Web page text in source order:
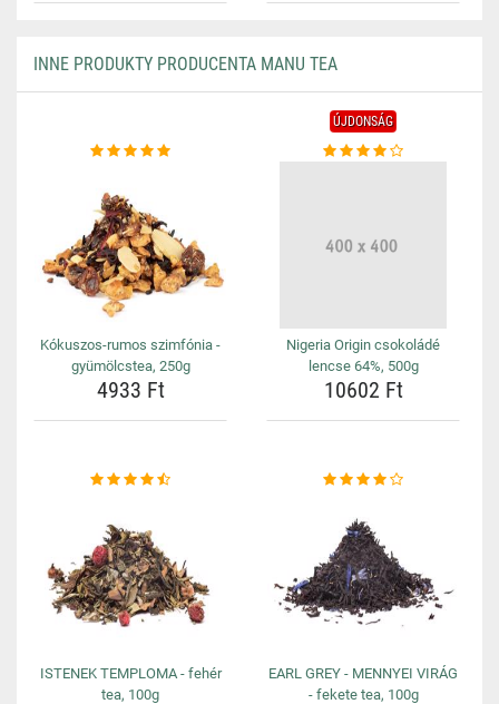
INNE PRODUKTY PRODUCENTA MANU TEA
Kókuszos-rumos szimfónia -
gyümölcstea, 250g
4933 Ft
ÚJDONSÁG
Nigeria Origin csokoládé
lencse 64%, 500g
10602 Ft
ISTENEK TEMPLOMA - fehér
tea, 100g
EARL GREY - MENNYEI VIRÁG
- fekete tea, 100g